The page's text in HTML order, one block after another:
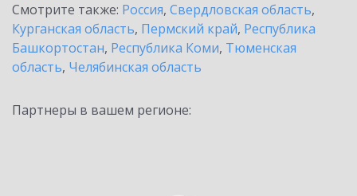
Смотрите также: Россия, Свердловская область,
Курганская область, Пермский край, Республика
Башкортостан, Республика Коми, Тюменская
область, Челябинская область
Партнеры в вашем регионе: